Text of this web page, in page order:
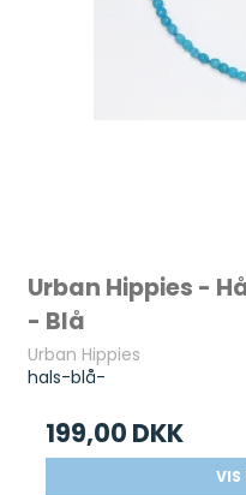
Urban Hippies -
- Blå
Urban Hippies
hals-blå-
199,00 DKK
VIS